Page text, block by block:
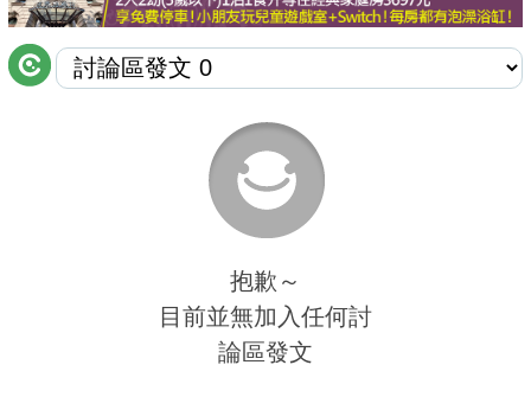
討論區
聯絡我們
抱歉～
目前並無加入任何討
論區發文